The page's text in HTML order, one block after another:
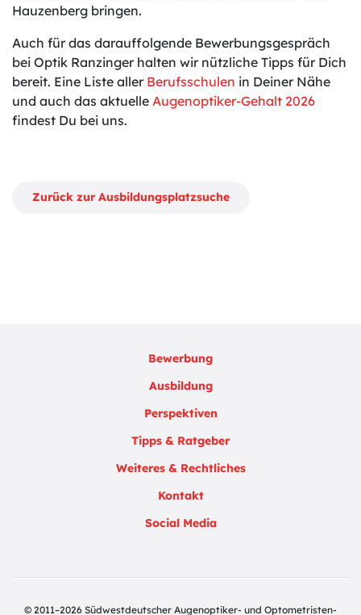
Hauzenberg bringen.
Auch für das darauffolgende Bewerbungsgespräch
bei Optik Ranzinger halten wir nützliche Tipps für Dich
bereit. Eine Liste aller Berufsschulen in Deiner Nähe
und auch das aktuelle Augenoptiker-Gehalt 2026
findest Du bei uns.
Zurück zur Ausbildungsplatzsuche
Bewerbung
Ausbildung
Perspektiven
Tipps & Ratgeber
Weiteres & Rechtliches
Kontakt
Social Media
© 2011–2026 Südwestdeutscher Augenoptiker- und Optometristen-